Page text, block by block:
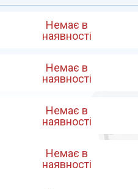
Немає в
наявності
Немає в
наявності
Немає в
наявності
Немає в
наявності